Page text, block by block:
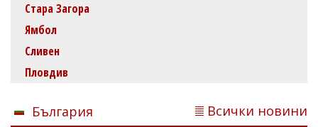
Стара Загора
Ямбол
Сливен
Пловдив
България Всички новини